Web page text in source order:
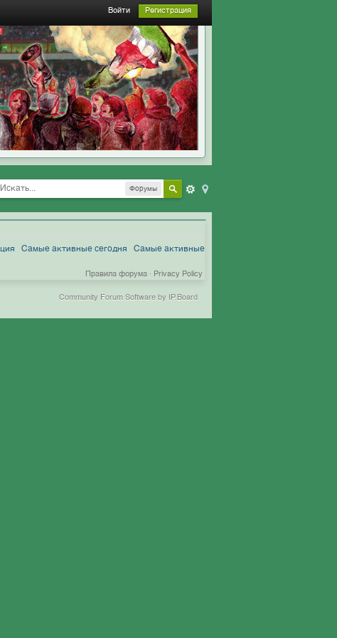
Войти Регистрация
Форумы
Самые активные сегодня Самые активные
Privacy Policy
Правила форума ·
Community Forum Software by IP.Board